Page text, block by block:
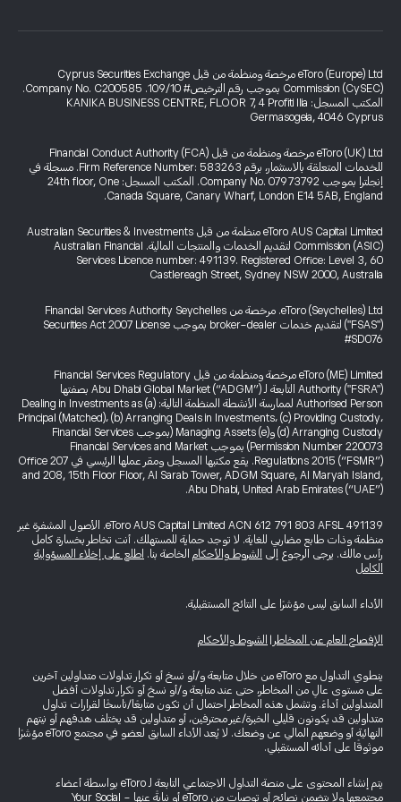
eToro (Europe) Ltd مرخصة ومنظمة من قبل Cyprus Securities Exchange
Commission (CySEC) بموجب رقم الترخيص# 109/10. Company No. C200585.
المكتب المسجل: KANIKA BUSINESS CENTRE, FLOOR 7, 4 Profiti Ilia
Germasogeia, 4046 Cyprus
eToro (UK) Ltd مرخصة ومنظمة من قبل Financial Conduct Authority (FCA)
للخدمات المتعلقة بالاستثمار، برقم Firm Reference Number: 583263. مسجلة في
إنجلترا بموجب Company No. 07973792. المكتب المسجل: 24th floor, One
Canada Square, Canary Wharf, London E14 5AB, England.
eToro AUS Capital Limited منظمة من قبل Australian Securities & Investments
Commission (ASIC) لتقديم الخدمات والمنتجات المالية. Australian Financial
Services Licence number: 491139. Registered Office: Level 3, 60
Castlereagh Street, Sydney NSW 2000, Australia
eToro (Seychelles) Ltd. مرخصة من Financial Services Authority Seychelles
("FSAS") لتقديم خدمات broker-dealer بموجب Securities Act 2007 License
#SD076
eToro (ME) Limited مرخصة ومنظمة من قبل Financial Services Regulatory
Authority ("FSRA") التابعة لـ Abu Dhabi Global Market (“ADGM”) بصفتها
Authorised Person لممارسة الأنشطة المنظمة التالية: (a) Dealing in Investments as
Principal (Matched)، (b) Arranging Deals in Investments، (c) Providing Custody،
(d) Arranging Custody و(e) Managing Assets (بموجب Financial Services
Permission Number 220073) بموجب Financial Services and Market
Regulations 2015 (“FSMR”). يقع مكتبها المسجل ومقر عملها الرئيسي في Office 207
and 208, 15th Floor Floor, Al Sarab Tower, ADGM Square, Al Maryah Island,
Abu Dhabi, United Arab Emirates (“UAE”).
eToro AUS Capital Limited ACN 612 791 803 AFSL 491139. الأصول المشفرة غير
منظمة وذات طابع مضاربي للغاية. لا توجد حماية للمستهلك. أنت تخاطر بخسارة كامل
رأس مالك. يرجى الرجوع إلى الشروط والأحكام الخاصة بنا. اطلع على إخلاء المسؤولية
الكامل
الأداء السابق ليس مؤشرًا على النتائج المستقبلية.
الإفصاح العام عن المخاطر الشروط والأحكام
ينطوي التداول مع eToro من خلال متابعة و/أو نسخ أو تكرار تداولات متداولين آخرين
على مستوى عالٍ من المخاطر، حتى عند متابعة و/أو نسخ أو تكرار تداولات أفضل
المتداولين أداءً. وتشمل هذه المخاطر احتمال أن تكون متابعًا/ناسخًا لقرارات تداول
متداولين قد يكونون قليلي الخبرة/غير محترفين، أو متداولين قد يختلف هدفهم أو نيتهم
النهائية أو وضعهم المالي عن وضعك. لا يُعد الأداء السابق لعضو في مجتمع eToro مؤشرًا
موثوقًا على أدائه المستقبلي.
يتم إنشاء المحتوى على منصة التداول الاجتماعي التابعة لـ eToro بواسطة أعضاء
مجتمعها ولا يتضمن نصائح أو توصيات من eToro أو نيابةً عنها - Your Social